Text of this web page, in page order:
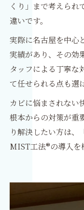
くり」まで考えられ
違いです。
実際に名古屋を中心
実績があり、その効
タッフによる丁寧な
て任せられる点も選
カビに悩まされない
根本からの対策が重
り解決したい方は、
MIST工法®の導入を